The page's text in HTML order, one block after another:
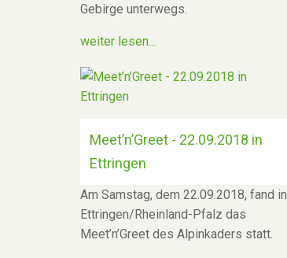
Gebirge unterwegs.
weiter lesen...
Meet’n’Greet - 22.09.2018 in
Ettringen
Am Samstag, dem 22.09.2018, fand in
Ettringen/Rheinland-Pfalz das
Meet’n’Greet des Alpinkaders statt.